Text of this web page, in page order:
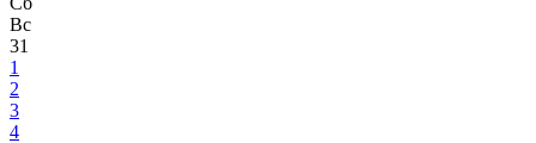
Вс
31
1
2
3
4